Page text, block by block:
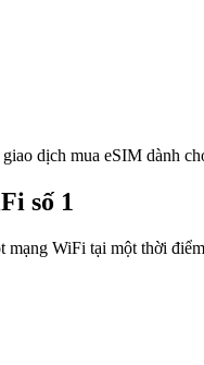
dịch mua eSIM dành
số 1
WiFi tại một thời